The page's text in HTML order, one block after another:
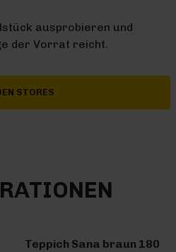
ausprobieren und
der Vorrat reicht.
STORES
Teppich Sana braun 180